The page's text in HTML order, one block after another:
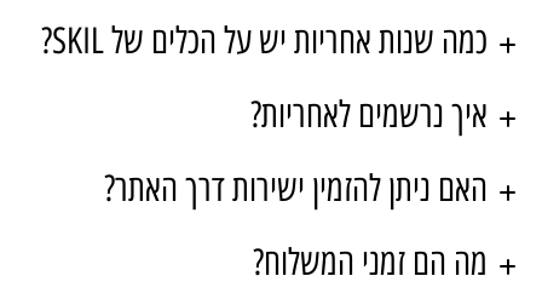
כמה שנות אחריות יש על הכלים של SKIL?
איך נרשמים לאחריות?
האם ניתן להזמין ישירות דרך האתר?
מה הם זמני המשלוח?